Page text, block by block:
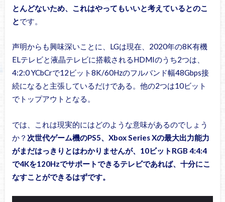
とんどないため、これはやってもいいと考えているとのこ
とです。
声明からも興味深いことに、LGは現在、2020年の8K有機
ELテレビと液晶テレビに搭載されるHDMIのうち2つは、
4:2:0 YCbCrで12ビット8K/60Hzのフルバンド幅48Gbps接
続になると主張しているだけである。他の2つは10ビット
でトップアウトとなる。
では、これは現実的にはどのような意味があるのでしょう
か？ 次世代ゲーム機のPS5、Xbox Series Xの最大出力能力
がまだはっきりとはわかりませんが、10ビットRGB 4:4:4
で4Kを120Hzでサポートできるテレビであれば、十分にこ
なすことができるはずです。